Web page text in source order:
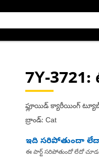
7Y-3721:
ఫ్లూయిడ్ క్యారీయింగ్
బ్రాండ్: Cat
ఇది సరిపోతుందా లేదా
ఈ పార్ట్ సరిపోతుందో లేదో